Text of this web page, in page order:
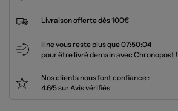
Livraison offerte dès 100€
Il ne vous reste plus que07:50:04
pour être livré demain avec Chronopost !
Nos clients nous font confiance :
4.6/5 sur Avis vérifiés